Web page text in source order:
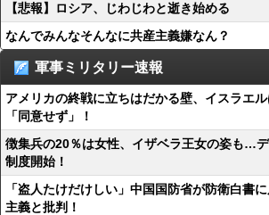
【悲報】ロシア、じわじわと逝き始める
なんでみんなそんなに共産主義嫌なん？
軍事ミリタリー速報
アメリカの終戦に立ちはだかる壁、イスラエ
「同意せず」！
徴集兵の20％は女性、イザベラ王女の姿も…
制度開始！
「盗人たけだけしい」中国国防省が防衛白書
主義と批判！